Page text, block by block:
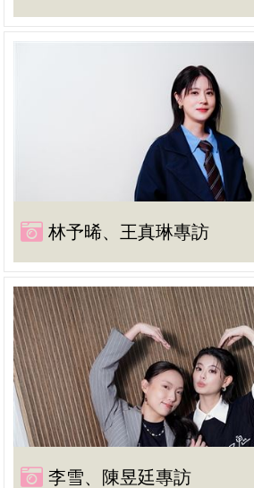
林予晞、王真琳專訪
李雪、陳昱廷專訪